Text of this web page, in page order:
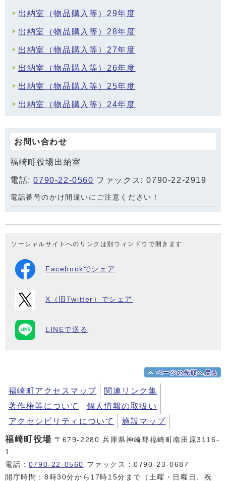
出納室（物品購入等）29年度
出納室（物品購入等）28年度
出納室（物品購入等）27年度
出納室（物品購入等）26年度
出納室（物品購入等）25年度
出納室（物品購入等）24年度
お問い合わせ
福崎町役場出納室
電話:0790-22-0560 ファックス: 0790-22-2919
電話番号のかけ間違いにご注意ください！
ソーシャルサイトへのリンクは別ウィンドウで開きます
Facebookでシェア
X（旧Twitter）でシェア
LINEで送る
ページの先頭へ戻る
福崎町アクセスマップ
関連リンク集
著作権等について
個人情報の取扱い
アクセシビリティについて
施設マップ
福崎町役場 〒679-2280 兵庫県神崎郡福崎町南田原3116-
1
電話： 0790-22-0560 ファックス：0790-23-0687
開庁時間：8時30分から17時15分まで（土曜・日曜日、祝